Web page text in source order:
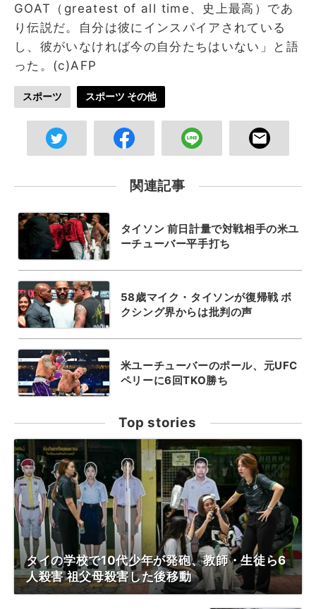
GOAT（greatest of all time、史上最高）であ
り伝説だ。自分は彼にインスパイアされている
し、彼がいなければ今の自分たちはいない」と語
った。(c)AFP
スポーツ スポーツ その他
関連記事
タイソン 前日計量で対戦相手の米ユ
ーチューバー平手打ち
58歳マイク・タイソンが復帰戦 ボ
クシング界からは批判の声
米ユーチューバーのポール、元UFC
ペリーに6回TKO勝ち
Top stories
タイの学校で10代少年が発砲、教師・生徒ら6
人殺害 祖父母殺害した後移動